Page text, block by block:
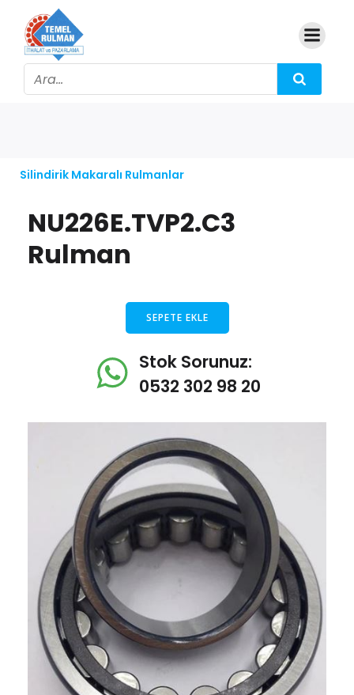
Silindirik Makaralı Rulmanlar
NU226E.TVP2.C3
Rulman
SEPETE EKLE
Stok Sorunuz:
0532 302 98 20